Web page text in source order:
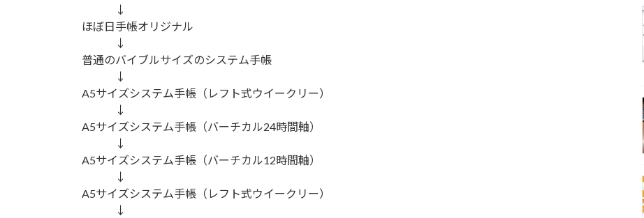
↓
ほぼ日手帳オリジナル
↓
普通のバイブルサイズのシステム手帳
↓
A5サイズシステム手帳（レフト式ウイークリー）
↓
A5サイズシステム手帳（バーチカル24時間軸）
↓
A5サイズシステム手帳（バーチカル12時間軸）
↓
A5サイズシステム手帳（レフト式ウイークリー）
↓